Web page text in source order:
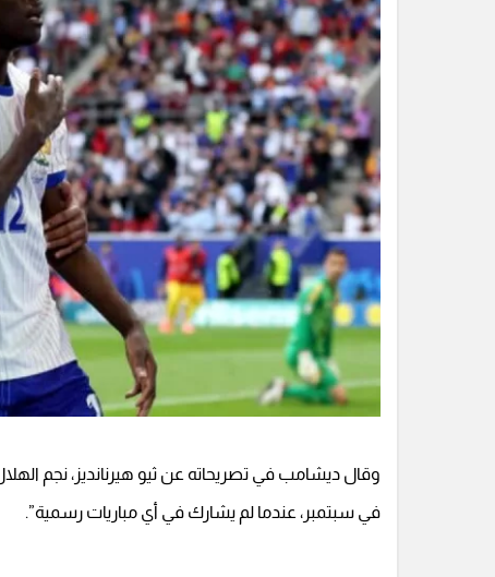
وقال ديشامب في تصريحاته عن ثيو هيرنانديز، نجم
في سبتمبر، عندما لم يشارك في أي مباريات رسمية”.